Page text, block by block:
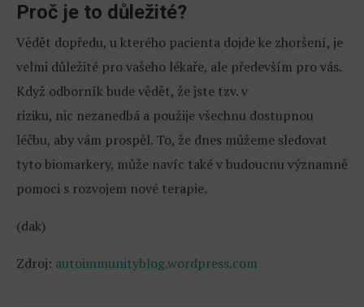
Proč je to důležité?
Vědět dopředu, u kterého pacienta dojde ke zhoršení, je
velmi důležité pro vašeho lékaře, ale především pro vás.
Když odborník bude vědět, že jste tzv. v
riziku, nic nezanedbá a použije všechnu dostupnou
léčbu, aby vám prospěl. To, že dnes můžeme sledovat
tyto biomarkery, může navíc také v budoucnu významně
pomoci s rozvojem nové terapie.
(dak)
Zdroj: autoimmunityblog.wordpress.com